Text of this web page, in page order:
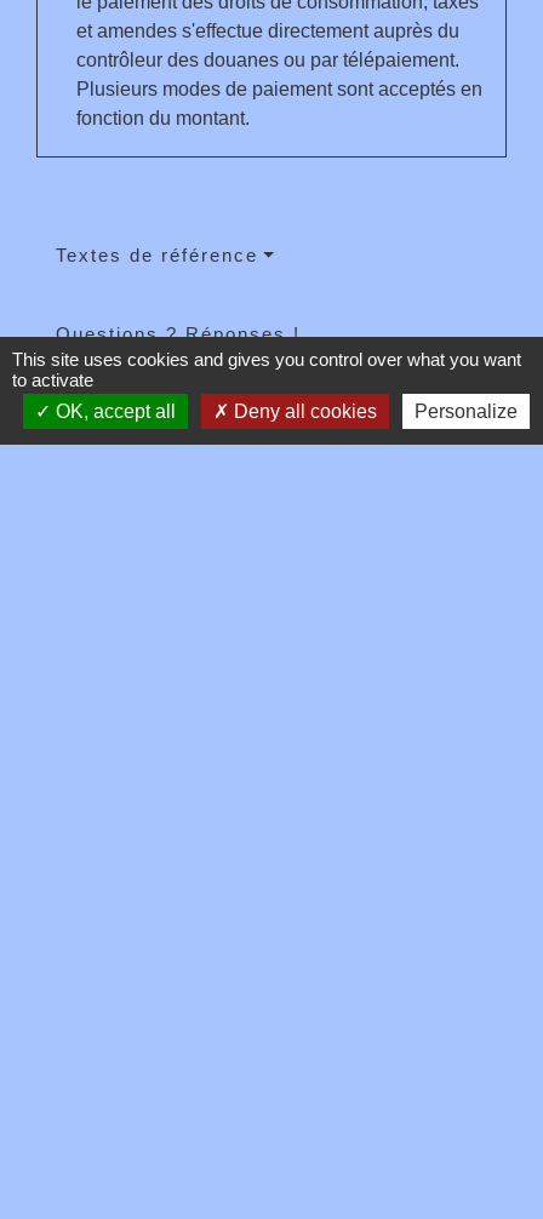
et amendes s'effectue directement auprès du
contrôleur des douanes ou par télépaiement.
Plusieurs modes de paiement sont acceptés en
fonction du montant.
Textes de référence
Questions ? Réponses !
Peut-on tout acheter sur un site internet étranger
(tabac, médicament, arme...) ?
This site uses cookies and gives you control over what you want
to activate
OK, accept all
Deny all cookies Personalize